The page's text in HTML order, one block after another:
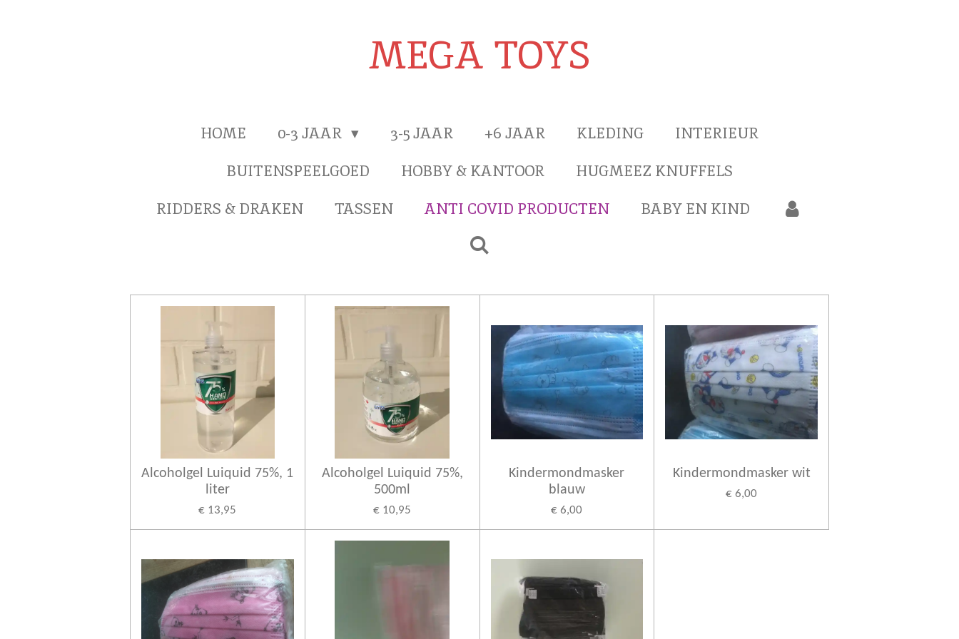
MEGA TOYS
HOME 0-3 JAAR 3-5 JAAR +6 JAAR KLEDING
INTERIEUR
BUITENSPEELGOED
HOBBY & KANTOOR
HUGMEEZ KNUFFELS
RIDDERS & DRAKEN
TASSEN ANTI COVID PRODUCTEN BABY EN KIND
Alcoholgel Luiquid 75%, 1
liter
€ 13,95
Alcoholgel Luiquid 75%,
500ml
€ 10,95
Kindermondmasker
blauw
€ 6,00
Kindermondmasker wit
€ 6,00